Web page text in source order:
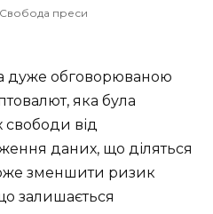
преси
дуже обговорюваною
яка була
свободи від
даних, що діляться
зменшити ризик
залишається